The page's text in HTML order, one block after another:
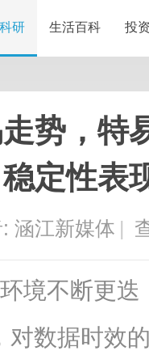
研 生活百科 投
势，特
稳定性表
涵江新媒体 |
境不断更
对数据时效